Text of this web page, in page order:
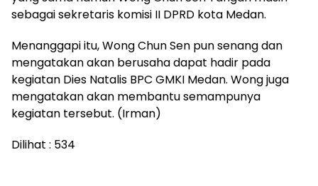
sebagai sekretaris komisi II DPRD kota Medan.
Menanggapi itu, Wong Chun Sen pun senang dan
mengatakan akan berusaha dapat hadir pada
kegiatan Dies Natalis BPC GMKI Medan. Wong juga
mengatakan akan membantu semampunya
kegiatan tersebut. (Irman)
Dilihat : 534